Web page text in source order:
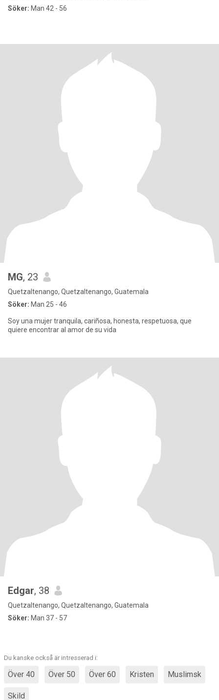
Söker: Man 42 - 56
MG, 23
Quetzaltenango, Quetzaltenango, Guatemala
Söker: Man 25 - 46
Soy una mujer tranquila, cariñosa, honesta, respetuosa, que
quiere encontrar al amor de su vida
Edgar, 38
Quetzaltenango, Quetzaltenango, Guatemala
Söker: Man 37 - 57
Du kanske också är intresserad i:
Över 40 Över 50 Över 60 Kristen Muslimsk
Skild